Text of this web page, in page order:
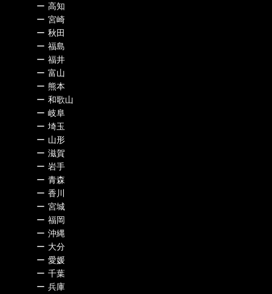
ー 高知
ー 宮崎
ー 秋田
ー 福島
ー 福井
ー 富山
ー 熊本
ー 和歌山
ー 岐阜
ー 埼玉
ー 山形
ー 滋賀
ー 岩手
ー 青森
ー 香川
ー 宮城
ー 福岡
ー 沖縄
ー 大分
ー 愛媛
ー 千葉
ー 兵庫